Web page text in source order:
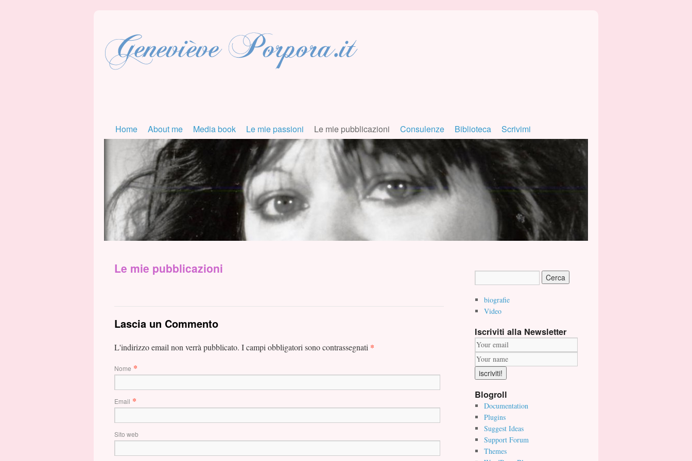
Home About me Media book Le mie passioni Le mie pubblicazioni Consulenze Biblioteca Scrivimi
Le mie pubblicazioni
Lascia un Commento
L'indirizzo email non verrà pubblicato. I campi obbligatori sono contrassegnati *
Nome *
Email *
Sito web
biografie
Video
Iscriviti alla Newsletter
Blogroll
Documentation
Plugins
Suggest Ideas
Support Forum
Themes